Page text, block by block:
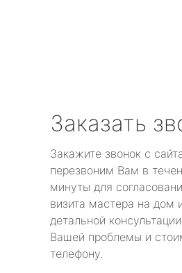
Заказать
Закажите звонок с
перезвоним Вам в
минуты для
визита мастера на дом
детальной
Вашей проблемы и
телефону.